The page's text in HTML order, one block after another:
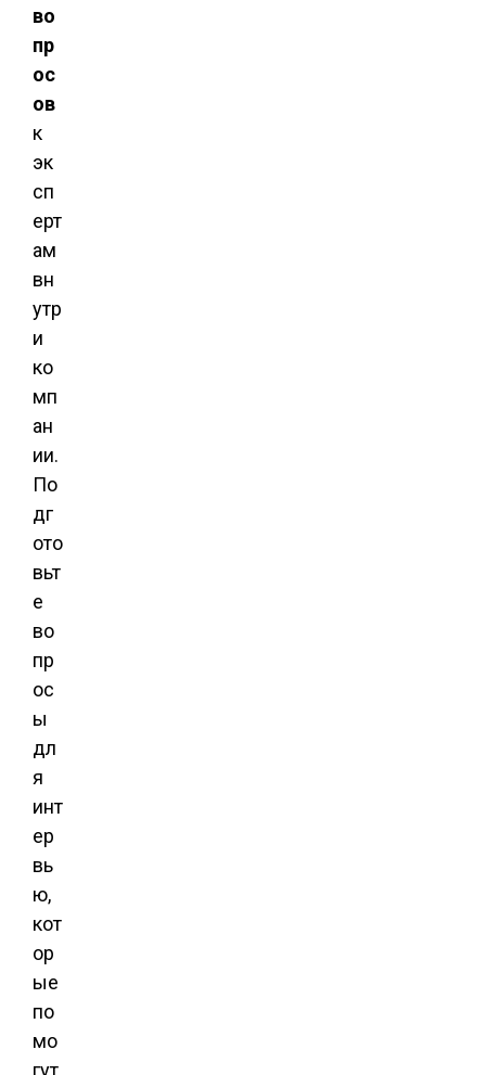
во
пр
ос
ов
к
эк
сп
ерт
ам
вн
утр
и
ко
мп
ан
ии.
По
дг
ото
вьт
е
во
пр
ос
ы
дл
я
инт
ер
вь
ю,
кот
ор
ые
по
мо